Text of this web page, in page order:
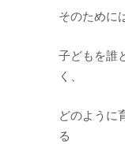
そのために
子どもを誰
く、
どのように
る